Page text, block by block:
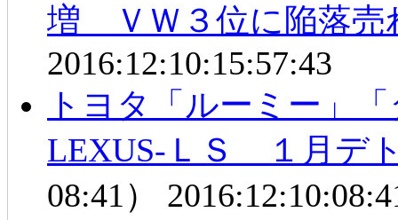
増 ＶＷ３位に陥落売
2016:12:10:15:57:43
トヨタ「ルーミー」
LEXUS-ＬＳ １月デ
08:41）